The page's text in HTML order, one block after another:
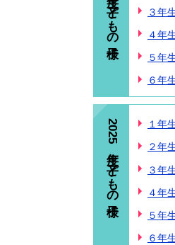
３年
４年
５年
６年
2025年度 子どもの様子 １年
２年
３年
４年
５年
６年